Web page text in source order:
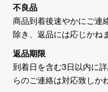
不良品
商品到着後速やかにご連
除き、返品には応じかね
返品期限
到着日を含む3日以内に
らのご連絡は対応致しか